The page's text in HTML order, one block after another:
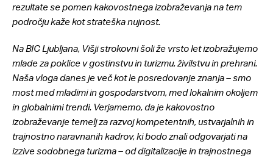
rezultate se pomen kakovostnega izobraževanja na tem
področju kaže kot strateška nujnost.
Na BIC Ljubljana, Višji strokovni šoli že vrsto let izobražujemo
mlade za poklice v gostinstvu in turizmu, živilstvu in prehrani.
Naša vloga danes je več kot le posredovanje znanja – smo
most med mladimi in gospodarstvom, med lokalnim okoljem
in globalnimi trendi. Verjamemo, da je kakovostno
izobraževanje temelj za razvoj kompetentnih, ustvarjalnih in
trajnostno naravnanih kadrov, ki bodo znali odgovarjati na
izzive sodobnega turizma – od digitalizacije in trajnostnega